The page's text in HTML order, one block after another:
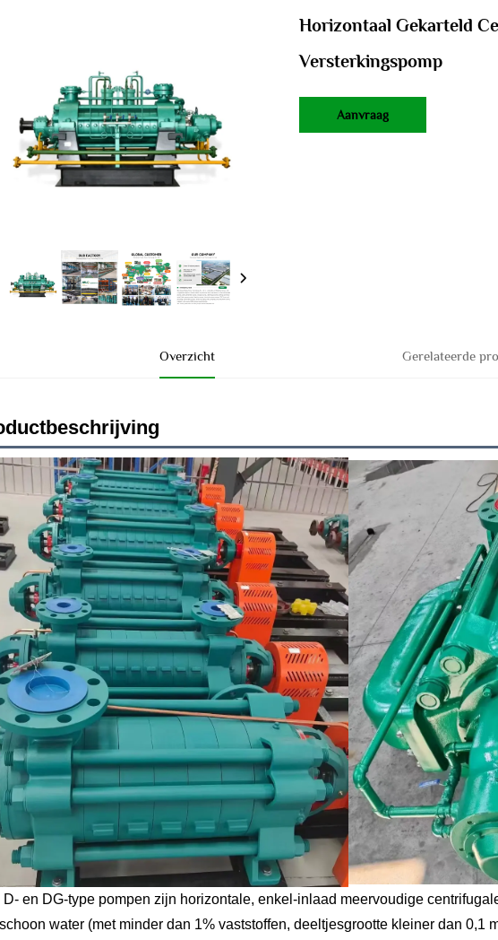
Horizontaal Gekarteld
Versterkingspomp
Aanvraag
Overzicht Gerelateerde
D- en DG-type pompen zijn horizontale, enkel-inlaad meervoudige
water (met minder dan 1% vaststoffen, deeltjesgrootte kleiner dan 0,1